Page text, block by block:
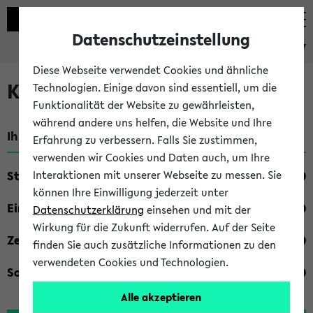
eKVV
Kombisuche im eKVV
Ihre Suchkriterien:
Studienfach
Einrichtung
Zeiten
Sonstiges
Datenschutzeinstellung
Diese Webseite verwendet Cookies und ähnliche
Technologien. Einige davon sind essentiell, um die
Funktionalität der Website zu gewährleisten,
während andere uns helfen, die Website und Ihre
Erfahrung zu verbessern. Falls Sie zustimmen,
verwenden wir Cookies und Daten auch, um Ihre
Interaktionen mit unserer Webseite zu messen. Sie
können Ihre Einwilligung jederzeit unter
Datenschutzerklärung einsehen und mit der
Wirkung für die Zukunft widerrufen. Auf der Seite
finden Sie auch zusätzliche Informationen zu den
verwendeten Cookies und Technologien.
Alle akzeptieren